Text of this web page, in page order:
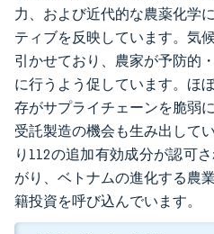
力、および近代的な農薬化学
ティブを反映しています。気
引かせており、農家が予防的
に行うよう促しています。ほ
存がサプライチェーンを脆弱
受託製造の機会も生み出して
り112の追加有効成分が認可
がり、ベトナムの進化する農
籍投資を呼び込んでいます。